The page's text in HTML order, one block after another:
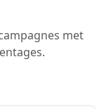
met